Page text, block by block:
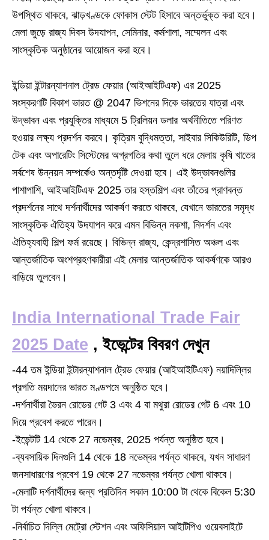
উপস্থিত থাকবে, ঝাড়খণ্ডকে ফোকাস স্টেট হিসাবে অন্তর্ভুক্ত করা হবে।
মেলা জুড়ে রাজ্য দিবস উদযাপন, সেমিনার, কর্মশালা, সম্মেলন এবং
সাংস্কৃতিক অনুষ্ঠানের আয়োজন করা হবে।
ইন্ডিয়া ইন্টারন্যাশনাল ট্রেড ফেয়ার (আইআইটিএফ) এর 2025
সংস্করণটি বিকাশ ভারত @ 2047 ভিশনের দিকে ভারতের যাত্রা এবং
উদ্ভাবন এবং প্রযুক্তির মাধ্যমে 5 ট্রিলিয়ন ডলার অর্থনীতিতে পরিণত
হওয়ার লক্ষ্য প্রদর্শন করবে। কৃত্রিম বুদ্ধিমত্তা, সাইবার সিকিউরিটি, ডিপ
টেক এবং অপারেটিং সিস্টেমের অগ্রগতির কথা তুলে ধরে মেলায় কৃষি খাতের
সর্বশেষ উন্নয়ন সম্পর্কেও অন্তর্দৃষ্টি দেওয়া হবে। এই উদ্ভাবনগুলির
পাশাপাশি, আইআইটিএফ 2025 তার হস্তশিল্প এবং তাঁতের প্রাণবন্ত
প্রদর্শনের সাথে দর্শনার্থীদের আকর্ষণ করতে থাকবে, যেখানে ভারতের সমৃদ্ধ
সাংস্কৃতিক ঐতিহ্য উদযাপন করে এমন বিভিন্ন নকশা, নিদর্শন এবং
ঐতিহ্যবাহী শিল্প ফর্ম রয়েছে। বিভিন্ন রাজ্য, কেন্দ্রশাসিত অঞ্চল এবং
আন্তর্জাতিক অংশগ্রহণকারীরা এই মেলার আন্তর্জাতিক আকর্ষণকে আরও
বাড়িয়ে তুলবেন।
India International Trade Fair
2025 Date , ইভেন্টের বিবরণ দেখুন
-44 তম ইন্ডিয়া ইন্টারন্যাশনাল ট্রেড ফেয়ার (আইআইটিএফ) নয়াদিল্লির
প্রগতি ময়দানের ভারত মণ্ডপমে অনুষ্ঠিত হবে।
-দর্শনার্থীরা ভৈরন রোডের গেট 3 এবং 4 বা মথুরা রোডের গেট 6 এবং 10
দিয়ে প্রবেশ করতে পারেন।
-ইভেন্টটি 14 থেকে 27 নভেম্বর, 2025 পর্যন্ত অনুষ্ঠিত হবে।
-ব্যবসায়িক দিনগুলি 14 থেকে 18 নভেম্বর পর্যন্ত থাকবে, যখন সাধারণ
জনসাধারণের প্রবেশ 19 থেকে 27 নভেম্বর পর্যন্ত খোলা থাকবে।
-মেলাটি দর্শনার্থীদের জন্য প্রতিদিন সকাল 10:00 টা থেকে বিকেল 5:30
টা পর্যন্ত খোলা থাকবে।
-নির্বাচিত দিল্লি মেট্রো স্টেশন এবং অফিসিয়াল আইটিপিও ওয়েবসাইটে